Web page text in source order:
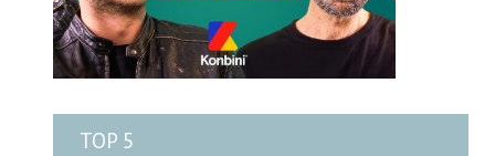
TOP 5